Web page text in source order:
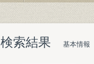
索結果 基本情報